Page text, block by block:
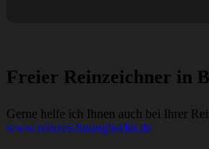
Freier Reinzeichner in
Gerne helfe ich Ihnen auch bei Ihrer
www.reinzeichnungberlin.de